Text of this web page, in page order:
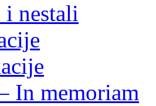
nestali
In memoriam